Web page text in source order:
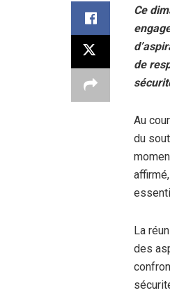
Ce
de
Au
du
La
des